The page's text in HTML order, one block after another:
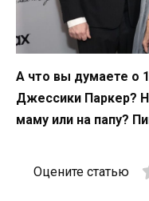
А что вы думаете о
Джессики Паркер?
маму или на папу?
Оцените статью